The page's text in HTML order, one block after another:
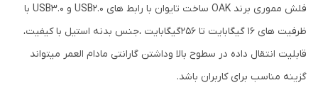
فلش مموری برند OAK ساخت تایوان با رابط های USB2.0 و USB3.0 با
ظرفیت های 16 گیگابایت تا 256گیگابایت ،جنس بدنه استیل با کیفیت،
قابلیت انتقال داده در سطوح بالا وداشتن گارانتی مادام العمر میتواند
گزینه مناسب برای کاربران باشد.